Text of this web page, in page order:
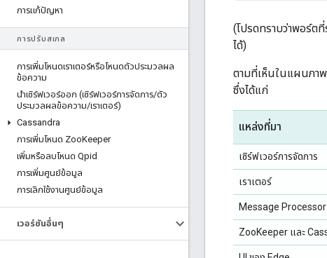
การแก้ปัญหา
การปรับสเกล
การเพิ่มโหนดเราเตอร์หรือโหนดตัวประมวลผล
ข้อความ
นําเซิร์ฟเวอร์ออก (เซิร์ฟเวอร์การจัดการ/ตัว
ประมวลผลข้อความ/เราเตอร์)
Cassandra
การเพิ่มโหนด ZooKeeper
เพิ่มหรือลบโหนด Qpid
การเพิ่มศูนย์ข้อมูล
การเลิกใช้งานศูนย์ข้อมูล
เวอร์ชันอื่นๆ
(โปรดทราบว่าพอร์ต
ได้)
ตามที่เห็นในแผนภา
ซึ่งได้แก่
แหล่งที่มา
เซิร์ฟเวอร์การจัดการ
เราเตอร์
Message Processor
ZooKeeper และ